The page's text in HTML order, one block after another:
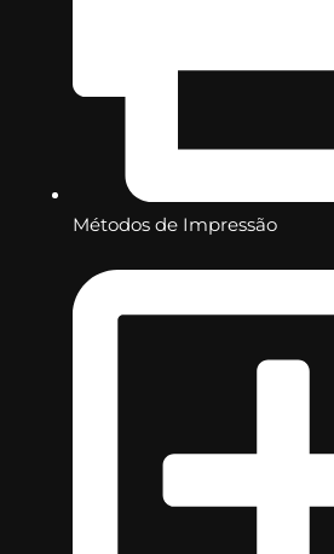
Métodos de Impressão